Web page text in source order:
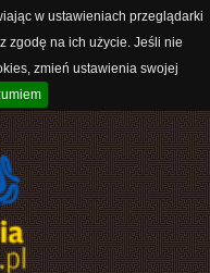
w ustawieniach przeglądarki
zgodę na ich użycie. Jeśli nie
zmień ustawienia swojej